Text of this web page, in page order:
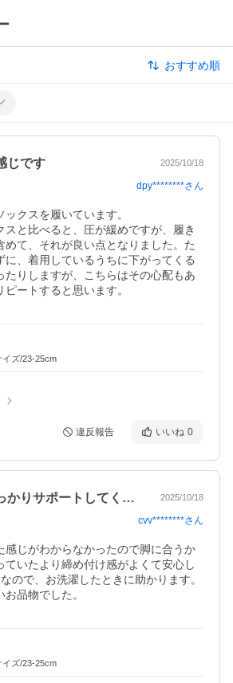
おすすめ順
じです 2025/10/18
dpy********さん
クスを履いています。
スと比べると、圧が緩めですが、履き
めて、それが良い点となりました。た
に、着用しているうちに下がってくる
たりしますが、こちらはその心配もあ
ートすると思います。
イズ/23-25cm
違反報告 いいね 0
ふくらはぎをしっかりサポートしてくれます 2025/10/18
cvv********さん
感じがわからなかったので脚に合うか
ていたより締め付け感がよくて安心し
ので、お洗濯したときに助かります。
品物でした。
イズ/23-25cm